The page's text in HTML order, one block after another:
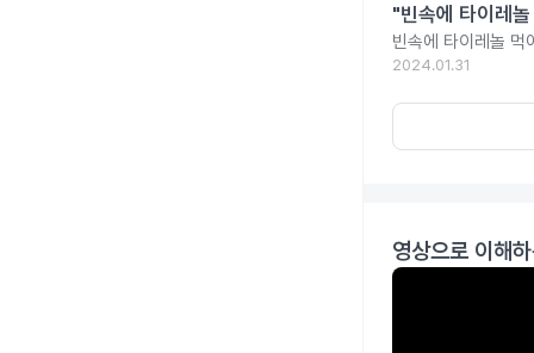
"빈속에 타이레
빈속에 타이레놀 먹
2024.01.31
영상으로 이해